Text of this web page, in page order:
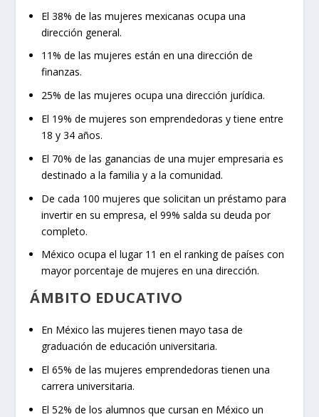
El 38% de las mujeres mexicanas ocupa una
dirección general.
11% de las mujeres están en una dirección de
finanzas.
25% de las mujeres ocupa una dirección jurídica.
El 19% de mujeres son emprendedoras y tiene entre
18 y 34 años.
El 70% de las ganancias de una mujer empresaria es
destinado a la familia y a la comunidad.
De cada 100 mujeres que solicitan un préstamo para
invertir en su empresa, el 99% salda su deuda por
completo.
México ocupa el lugar 11 en el ranking de países con
mayor porcentaje de mujeres en una dirección.
ÁMBITO EDUCATIVO
En México las mujeres tienen mayo tasa de
graduación de educación universitaria.
El 65% de las mujeres emprendedoras tienen una
carrera universitaria.
El 52% de los alumnos que cursan en México un